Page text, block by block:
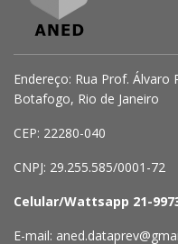
Endereço: Rua Prof. Álvaro
Botafogo, Rio de Janeiro
CEP: 22280-040
CNPJ: 29.255.585/0001-72
Celular/Wattsapp 21-
E-mail: